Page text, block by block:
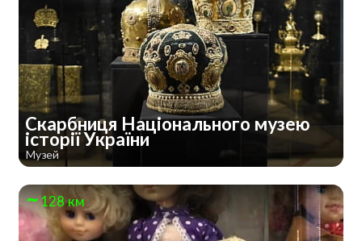
Скарбниця Національного музею
історії України
Музей
128 км